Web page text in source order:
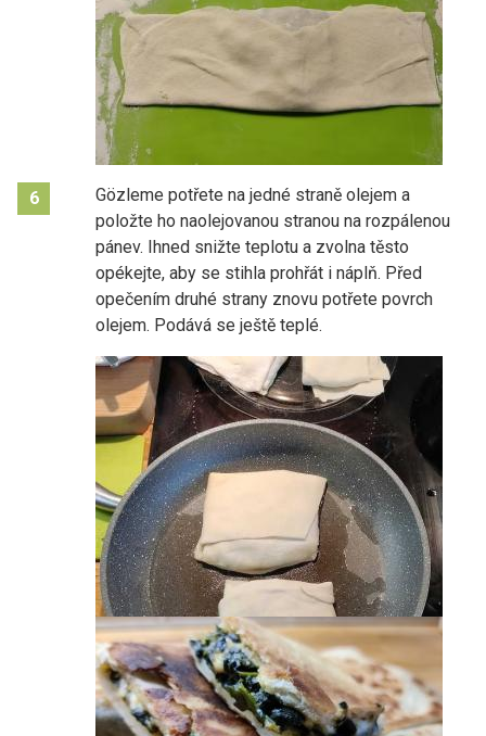
6
Gözleme potřete na jedné straně olejem a
položte ho naolejovanou stranou na rozpálenou
pánev. Ihned snižte teplotu a zvolna těsto
opékejte, aby se stihla prohřát i náplň. Před
opečením druhé strany znovu potřete povrch
olejem. Podává se ještě teplé.